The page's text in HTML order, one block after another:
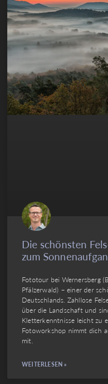
Die schönsten
zum
Fototour bei Wernersberg
Pfälzerwald) – einer der
Deutschlands. Zahllose
über die Landschaft und
Kletterkenntnisse leicht zu
Fotoworkshop nimmt dich
mit.
WEITERLESEN »